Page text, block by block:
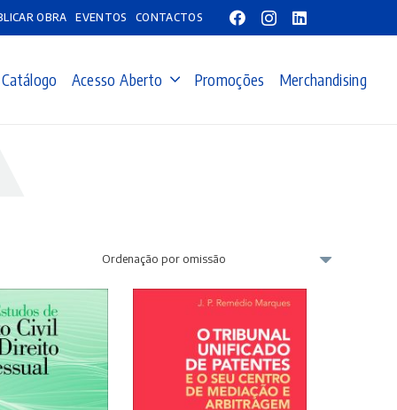
OBRA EVENTOS CONTACTOS
Catálogo Acesso Aberto Promoções Merchandising